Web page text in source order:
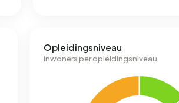
Opleidingsniveau
Inwoners per opleidingsniveau